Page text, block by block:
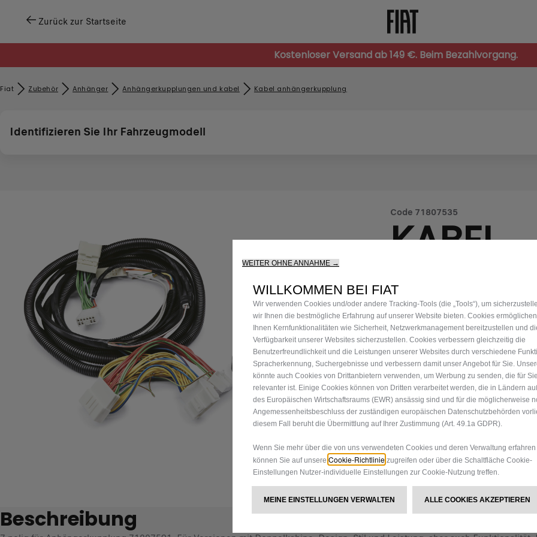
Zurück zur Startseite
Kostenloser Versand ab 149 €. Beim Bezahlvorgang.
Fiat Zubehör​ Anhänger Anhängerkupplungen und kabel Kabel anhängerkupplung
Identifizieren Sie Ihr Fahrzeugmodell
Code 71807535
KABEL
G
239,40 €
P
r
i
c
e
i
s
2
3
9
- +
Q
a
n
i
t
Lieferungdatum:14/08
Beschreibung
WEITER OHNE ANNAHME →
WILLKOMMEN BEI FIAT
Wir verwenden Cookies und/oder andere Tracking-Tools (die „Tools“), um
wir Ihnen die bestmögliche Erfahrung auf unserer Website bieten. Cookies
Ihnen Kernfunktionalitäten wie Sicherheit, Netzwerkmanagement bereitzustellen und
Verfügbarkeit unserer Websites sicherzustellen. Cookies verbessern gleichzeitig die
Benutzerfreundlichkeit und die Leistungen unserer Websites durch verschiedene
Spracherkennung, Suchergebnisse und verbessern damit unser Angebot für Sie.
könnte auch Cookies von Drittanbietern verwenden, um Werbung zu senden, die für Sie
relevanter ist. Einige Cookies können von Dritten verarbeitet werden, die in Ländern
des Europäischen Wirtschaftsraums (EWR) ansässig sind und für die möglicherweise
Angemessenheitsbeschluss der zuständigen europäischen Datenschutzbehörden
diesem Fall beruht die Übermittlung auf Ihrer Zustimmung (Art. 49.1a GDPR).
Wenn Sie mehr über die von uns verwendeten Cookies und deren Verwaltung
können Sie auf unsere Cookie-Richtlinie zugreifen oder über die Schaltfläche Cookie-
Einstellungen Nutzer-individuelle Einstellungen zur Cookie-Nutzung treffen.
MEINE EINSTELLUNGEN VERWALTEN ALLE COOKIES AKZEPTIEREN